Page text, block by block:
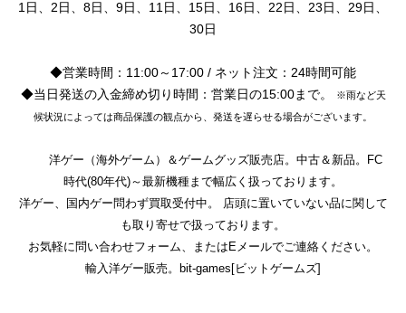
1日、2日、8日、9日、11日、15日、16日、22日、23日、29日、
30日
◆営業時間：11:00～17:00 / ネット注文：24時間可能
◆当日発送の入金締め切り時間：営業日の15:00まで。
※雨など天
候状況によっては商品保護の観点から、発送を遅らせる場合がございます。
洋ゲー（海外ゲーム）＆ゲームグッズ販売店。中古＆新品。FC
時代(80年代)～最新機種まで幅広く扱っております。
洋ゲー、国内ゲー問わず買取受付中。 店頭に置いていない品に関して
も取り寄せで扱っております。
お気軽に問い合わせフォーム、またはEメールでご連絡ください。
輸入洋ゲー販売。bit-games[ビットゲームズ]